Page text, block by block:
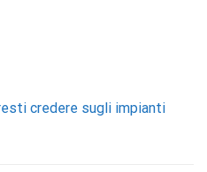
credere sugli impianti